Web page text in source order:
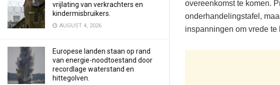
vrijlating van verkrachters en
kindermisbruikers.
AUGUST 4, 2026
Europese landen staan op rand
van energie-noodtoestand door
recordlage waterstand en
hittegolven.
overeenkomst te komen.
onderhandelingstafel,
inspanningen om vrede te